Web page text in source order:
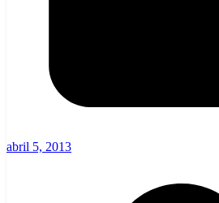
abril 5, 2013